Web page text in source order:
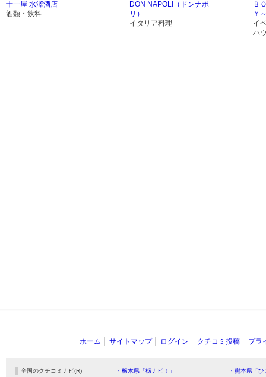
十一屋 水澤酒店
酒類・飲料
DON NAPOLI（ドンナポ
リ）
イタリア料理
Ｂ
Ｙ
イ
ハ
ホーム サイトマップ ログイン クチコミ投稿 プラ
全国のクチコミナビ(R) ・栃木県「栃ナビ！」 ・熊本県「